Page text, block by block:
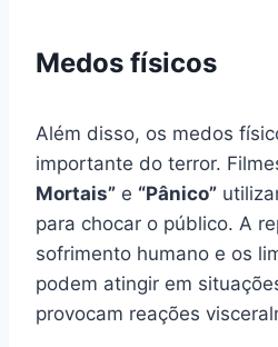
Medos físicos
Além disso, os medos
importante do terror.
Mortais” e “Pânico”
para chocar o público. A
sofrimento humano e os
podem atingir em
provocam reações